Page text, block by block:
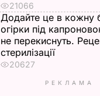
21066
Додайте це в кожну
огірки під
не перекиснуть.
стерилізації
20627
РЕКЛАМА